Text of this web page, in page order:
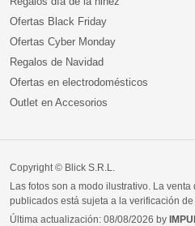
Ofertas Black Friday
Ofertas Cyber Monday
Regalos de Navidad
Ofertas en electrodomésticos
Outlet en Accesorios
Copyright © Blick S.R.L.
Las fotos son a modo ilustrativo. La
publicados está sujeta a la verificación de
Última actualización: 08/08/2026 by